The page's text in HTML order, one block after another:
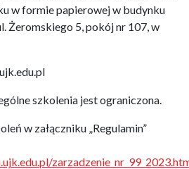
w formie papierowej w budynku
Żeromskiego 5, pokój nr 107, w
szkolenia jest ograniczona.
w załączniku „Regulamin”